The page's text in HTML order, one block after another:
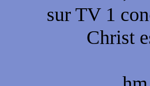
sur TV 1
Christ